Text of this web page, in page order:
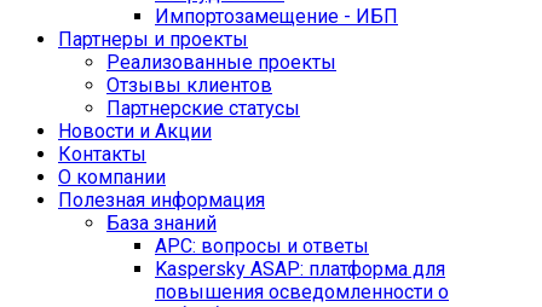
Импортозамещение - ИБП
Партнеры и проекты
Реализованные проекты
Отзывы клиентов
Партнерские статусы
Новости и Акции
Контакты
O компании
Полезная информация
База знаний
APC: вопросы и ответы
Kaspersky ASAP: платформа для
повышения осведомленности о